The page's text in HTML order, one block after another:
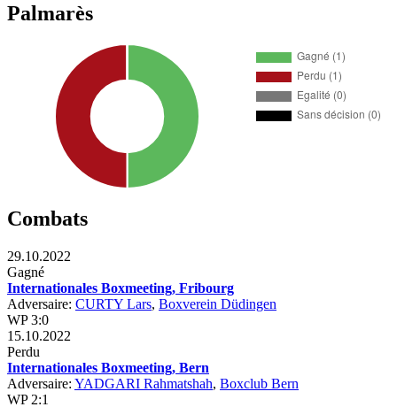
Palmarès
Combats
29.10.2022
Gagné
Internationales Boxmeeting, Fribourg
Adversaire: CURTY Lars, Boxverein Düdingen
WP 3:0
15.10.2022
Perdu
Internationales Boxmeeting, Bern
Adversaire: YADGARI Rahmatshah, Boxclub Bern
WP 2:1